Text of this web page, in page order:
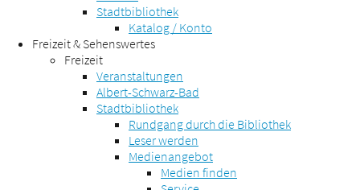
Stadtbibliothek
Katalog / Konto
Freizeit & Sehenswertes
Freizeit
Veranstaltungen
Albert-Schwarz-Bad
Stadtbibliothek
Rundgang durch die Bibliothek
Leser werden
Medienangebot
Medien finden